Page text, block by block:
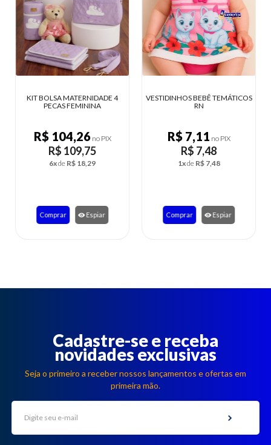
KIT BOLSA MATERNIDADE 4
PECAS FEMININA
R$ 104,26no PIX
R$ 109,75
6xde R$ 18,29
Comprar Espiar
VESTIDINHOS BEBÊ TEMÁTICOS
RN
R$ 7,11 no PIX
R$ 7,48
1xde R$ 7,48
Comprar Espiar
Cadastre-se e receba
novidades exclusivas
Seja o primeiro a receber nossos lançamentos e ofertas em
primeira mão.